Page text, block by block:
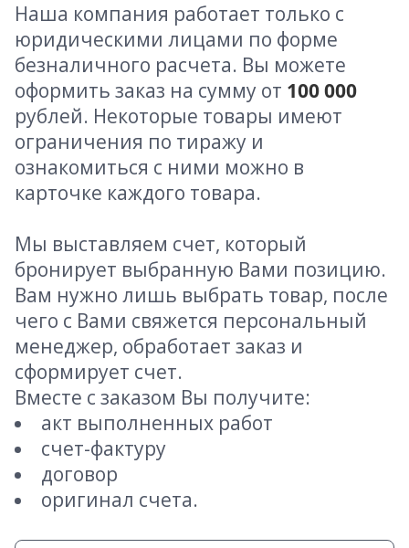
Наша компания работает только с
юридическими лицами по форме
безналичного расчета. Вы можете
оформить заказ на сумму от 100 000
рублей. Некоторые товары имеют
ограничения по тиражу и
ознакомиться с ними можно в
карточке каждого товара.
Мы выставляем счет, который
бронирует выбранную Вами позицию.
Вам нужно лишь выбрать товар, после
чего с Вами свяжется персональный
менеджер, обработает заказ и
сформирует счет.
Вместе с заказом Вы получите:
акт выполненных работ
счет-фактуру
договор
оригинал счета.